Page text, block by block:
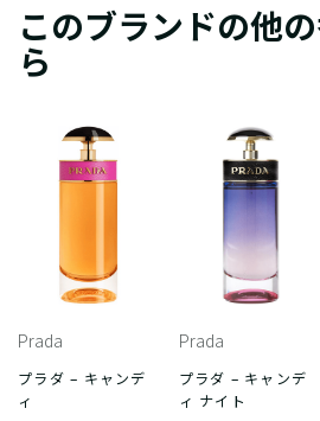
このブランドの他
ら
Prada
プラダ – キャンデ
ィ
Prada
プラダ – キャンデ
ィ ナイト